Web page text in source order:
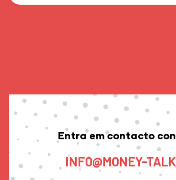
Entra em contacto
INFO@MONEY-